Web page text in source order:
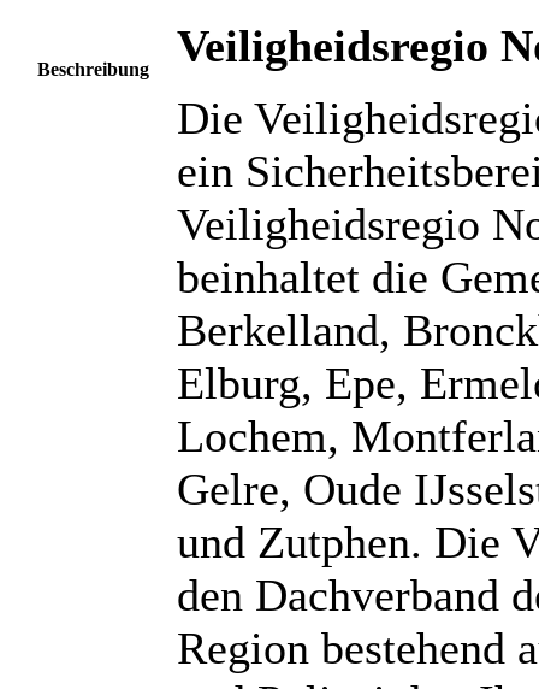
Beschreibung
Veiligheidsregio
Die
ein
Veiligheidsregio
beinhaltet die
Berkelland,
Elburg, Epe,
Lochem,
Gelre, Oude
und Zutphen. Die
den Dachverband
Region bestehend